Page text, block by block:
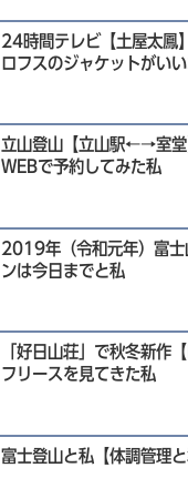
24時間テレビ【土屋太鳳
ロフスのジャケットがい
立山登山【立山駅←→室堂
WEBで予約してみた私
2019年（令和元年）富士
ンは今日までと私
「好日山荘」で秋冬新
フリースを見てきた私
富士登山と私【体調管理と